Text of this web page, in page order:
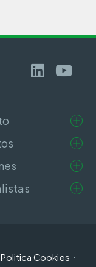
Politica Cookies